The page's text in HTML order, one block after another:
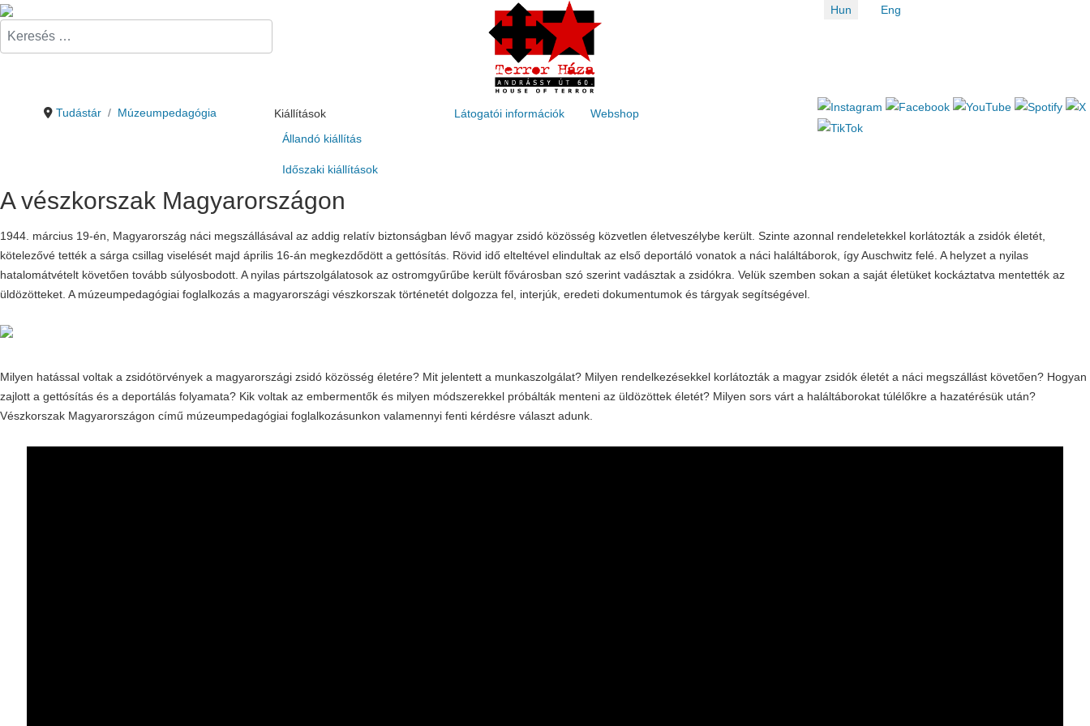
Keresés...
Válasszon nyelvet
Hun Eng
Tudástár Múzeumpedagógia
Kiállítások
Állandó kiállítás
Időszaki kiállítások
Látogatói információk Webshop
A vészkorszak Magyarországon
1944. március 19-én, Magyarország náci megszállásával az addig relatív biztonságban lévő magyar zsidó közösség közvetlen életveszélybe került. Szinte azonnal rendeletekkel korlátozták a zsidók életét,
kötelezővé tették a sárga csillag viselését majd április 16-án megkezdődött a gettósítás. Rövid idő elteltével elindultak az első deportáló vonatok a náci haláltáborok, így Auschwitz felé. A helyzet a nyilas
hatalomátvételt követően tovább súlyosbodott. A nyilas pártszolgálatosok az ostromgyűrűbe került fővárosban szó szerint vadásztak a zsidókra. Velük szemben sokan a saját életüket kockáztatva mentették az
üldözötteket. A múzeumpedagógiai foglalkozás a magyarországi vészkorszak történetét dolgozza fel, interjúk, eredeti dokumentumok és tárgyak segítségével.
Milyen hatással voltak a zsidótörvények a magyarországi zsidó közösség életére? Mit jelentett a munkaszolgálat? Milyen rendelkezésekkel korlátozták a magyar zsidók életét a náci megszállást követően? Hogyan
zajlott a gettósítás és a deportálás folyamata? Kik voltak az embermentők és milyen módszerekkel próbálták menteni az üldözöttek életét? Milyen sors várt a haláltáborokat túlélőkre a hazatérésük után?
Vészkorszak Magyarországon című múzeumpedagógiai foglalkozásunkon valamennyi fenti kérdésre választ adunk.